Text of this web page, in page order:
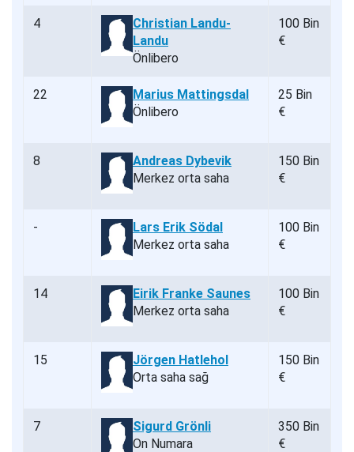
4
Christian Landu-
Landu
Önlibero
100 Bin
€
22
Marius Mattingsdal
Önlibero
25 Bin
€
8
Andreas Dybevik
Merkez orta saha
150 Bin
€
-
Lars Erik Södal
Merkez orta saha
100 Bin
€
14
Eirik Franke Saunes
Merkez orta saha
100 Bin
€
15
Jörgen Hatlehol
Orta saha sağ
150 Bin
€
7
Sigurd Grönli
On Numara
350 Bin
€